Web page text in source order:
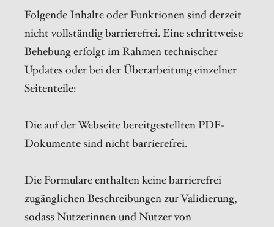
Folgende Inhalte oder Funktionen sind derzeit
nicht vollständig barrierefrei. Eine schrittweise
Behebung erfolgt im Rahmen technischer
Updates oder bei der Überarbeitung einzelner
Seitenteile:
Die auf der Webseite bereitgestellten PDF-
Dokumente sind nicht barrierefrei.
Die Formulare enthalten keine barrierefrei
zugänglichen Beschreibungen zur Validierung,
sodass Nutzerinnen und Nutzer von